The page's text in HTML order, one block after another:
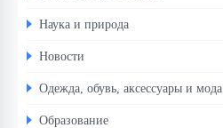
Наука и природа
Новости
Одежда, обувь, аксессуары и мода
Образование